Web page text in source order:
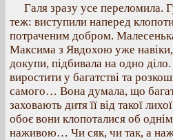
Галя зразу усе переломила.
теж: виступили наперед
потраченим добром.
Максима з Явдохою уже навіки,
докупи, підбивала на одно
виростити у багатстві та
самого… Вона думала, що
заховають дитя її від такої
обоє вони клопоталися об
наживою… Чи сяк, чи так, а